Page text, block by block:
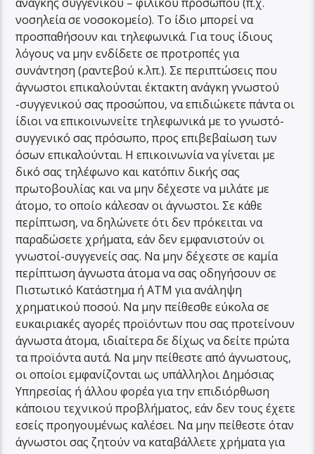
νοσηλεία σε νοσοκομείο). Το ίδιο μπορεί να
προσπαθήσουν και τηλεφωνικά. Για τους ίδιους
λόγους να μην ενδίδετε σε προτροπές για
συνάντηση (ραντεβού κ.λπ.). Σε περιπτώσεις που
άγνωστοι επικαλούνται έκτακτη ανάγκη γνωστού
-συγγενικού σας προσώπου, να επιδιώκετε πάντα οι
ίδιοι να επικοινωνείτε τηλεφωνικά με το γνωστό-
συγγενικό σας πρόσωπο, προς επιβεβαίωση των
όσων επικαλούνται. Η επικοινωνία να γίνεται με
δικό σας τηλέφωνο και κατόπιν δικής σας
πρωτοβουλίας και να μην δέχεστε να μιλάτε με
άτομο, το οποίο κάλεσαν οι άγνωστοι. Σε κάθε
περίπτωση, να δηλώνετε ότι δεν πρόκειται να
παραδώσετε χρήματα, εάν δεν εμφανιστούν οι
γνωστοί-συγγενείς σας. Να μην δέχεστε σε καμία
περίπτωση άγνωστα άτομα να σας οδηγήσουν σε
Πιστωτικό Κατάστημα ή ΑΤΜ για ανάληψη
χρηματικού ποσού. Να μην πείθεσθε εύκολα σε
ευκαιριακές αγορές προϊόντων που σας προτείνουν
άγνωστα άτομα, ιδιαίτερα δε δίχως να δείτε πρώτα
τα προϊόντα αυτά. Να μην πείθεστε από άγνωστους,
οι οποίοι εμφανίζονται ως υπάλληλοι Δημόσιας
Υπηρεσίας ή άλλου φορέα για την επιδιόρθωση
κάποιου τεχνικού προβλήματος, εάν δεν τους έχετε
εσείς προηγουμένως καλέσει. Να μην πείθεστε όταν
άγνωστοι σας ζητούν να καταβάλλετε χρήματα για